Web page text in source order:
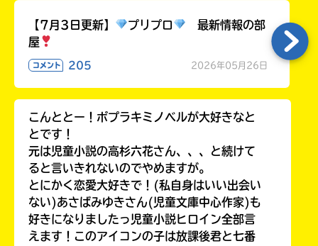
【7月3日更新】 プリプロ
最新情報の部
屋
コメント 205 2026年05月26日
こんととー！ポプラキミノベルが大好きなと
とです！
元は児童小説の高杉六花さん、、、と続けて
ると言いきれないのでやめますが。
とにかく恋愛大好きで！(私自身はいい出会い
ない)あさばみゆきさん(児童文庫中心作家)も
好きになりましたっ児童小説ヒロイン全部言
えます！このアイコンの子は放課後君と七番